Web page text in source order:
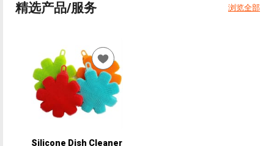
精选产品/服务 浏览全部
Silicone Dish Cleaner